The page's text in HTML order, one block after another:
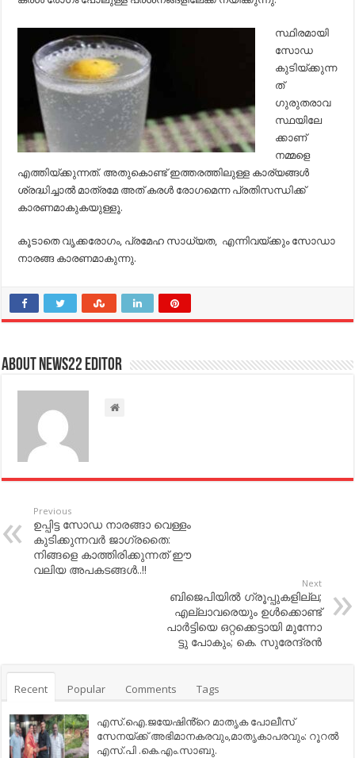
സ്ഥിരമായി
സോഡ
കുടിയ്ക്കുന്ന
ത്
ഗുരുതരാവ
സ്ഥയിലേ
ക്കാണ്
നമ്മളെ
എത്തിയ്ക്കുന്നത്. അതുകൊണ്ട് ഇത്തരത്തിലുള്ള കാര്യങ്ങള്‍
ശ്രദ്ധിച്ചാല്‍ മാത്രമേ അത് കരള്‍ രോഗമെന്ന പ്രതിസന്ധിക്ക്
കാരണമാകുകയുള്ളൂ.
കൂടാതെ വൃക്കരോഗം, പ്രമേഹ സാധ്യത, എന്നിവയ്ക്കും സോഡാ
നാരങ്ങ കാരണമാകുന്നു.
About NEWS22 EDITOR
Previous
ഉപ്പിട്ട സോഡ നാരങ്ങാ വെള്ളം
കുടിക്കുന്നവര്‍ ജാഗ്രതൈ:
നിങ്ങളെ കാത്തിരിക്കുന്നത് ഈ
വലിയ അപകടങ്ങള്‍..!!
Next
ബി​ജെ​പി​യി​ല്‍ ഗ്രൂ​പ്പു​ക​ളി​ല്ല;
എ​ല്ലാ​വ​രെ​യും ഉ​ള്‍​ക്കൊ​ണ്ട്
പാര്‍ട്ടിയെ ഒ​റ്റ​ക്കെ​ട്ടാ​യി മു​ന്നോ​
ട്ടു പോകും; കെ. ​സു​രേ​ന്ദ്ര​ന്‍
Recent Popular Comments Tags
എസ്.ഐ.ജയേഷിൻ്റെ മാതൃക പോലീസ്
സേനയ്ക്ക് അഭിമാനകരവും,മാതൃകാപരവും: റൂറൽ
എസ്.പി .കെ.എം.സാബു.